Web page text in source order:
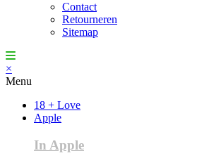
Contact
Retourneren
Sitemap
×
Menu
18 + Love
Apple
In Apple